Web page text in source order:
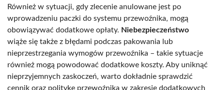
Również w sytuacji, gdy zlecenie anulowane jest po
wprowadzeniu paczki do systemu przewoźnika, mogą
obowiązywać dodatkowe opłaty. Niebezpieczeństwo
wiąże się także z błędami podczas pakowania lub
nieprzestrzegania wymogów przewoźnika – takie sytuacje
również mogą powodować dodatkowe koszty. Aby uniknąć
nieprzyjemnych zaskoczeń, warto dokładnie sprawdzić
cennik oraz politykę przewoźnika w zakresie dodatkowych